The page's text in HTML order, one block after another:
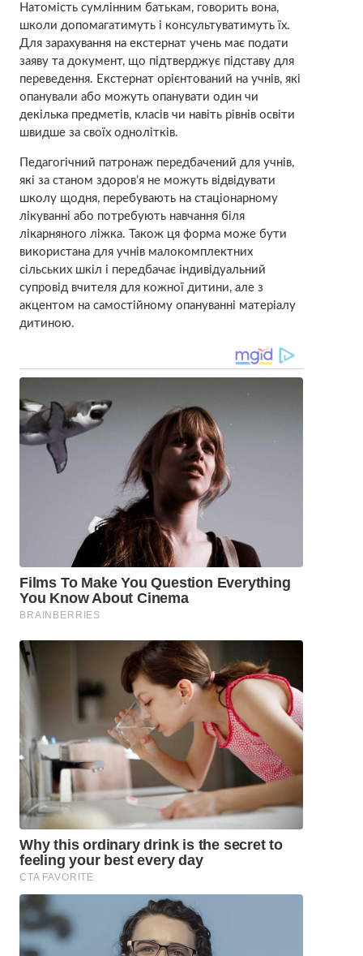
Натомість сумлінним батькам, говорить вона,
школи допомагатимуть і консультуватимуть їх.
Для зарахування на екстернат учень має подати
заяву та документ, що підтверджує підставу для
переведення. Екстернат орієнтований на учнів, які
опанували або можуть опанувати один чи
декілька предметів, класів чи навіть рівнів освіти
швидше за своїх однолітків.
Педагогічний патронаж передбачений для учнів,
які за станом здоров’я не можуть відвідувати
школу щодня, перебувають на стаціонарному
лікуванні або потребують навчання біля
лікарняного ліжка. Також ця форма може бути
використана для учнів малокомплектних
сільських шкіл і передбачає індивідуальний
супровід вчителя для кожної дитини, але з
акцентом на самостійному опануванні матеріалу
дитиною.